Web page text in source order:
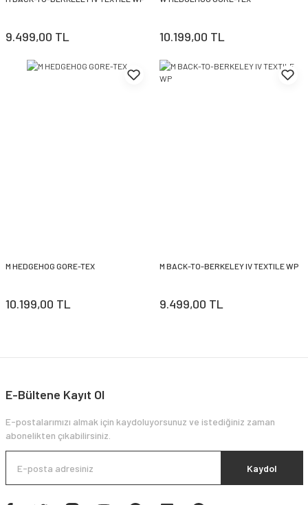
9.499,00 TL 10.199,00 TL
M HEDGEHOG GORE-TEX
10.199,00 TL
M BACK-TO-BERKELEY IV TEXTILE WP
9.499,00 TL
E-Bültene Kayıt Ol
E-postalarımızı almak için kaydoluyorsunuz ve istediğiniz zaman
abonelikten çıkabilirsiniz.
Kaydol